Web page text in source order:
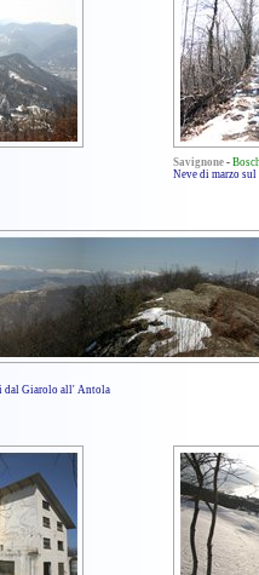
Savignone -
Neve di marzo
dal Giarolo all' Antola